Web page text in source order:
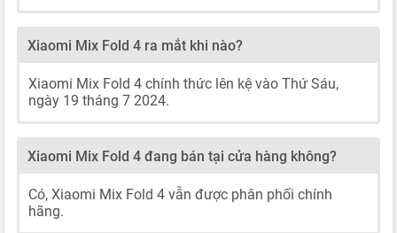
Xiaomi Mix Fold 4 ra mắt khi nào?
Xiaomi Mix Fold 4 chính thức lên kệ vào Thứ Sáu,
ngày 19 tháng 7 2024.
Xiaomi Mix Fold 4 đang bán tại cửa hàng không?
Có, Xiaomi Mix Fold 4 vẫn được phân phối chính
hãng.